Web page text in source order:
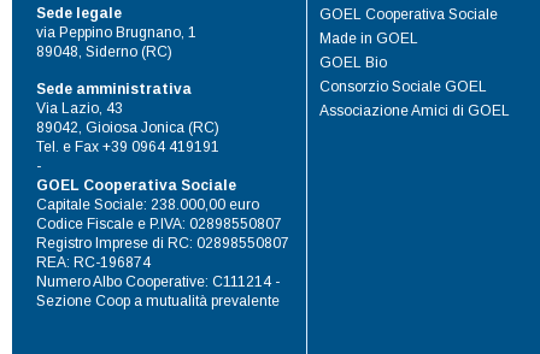
Sede legale
via Peppino Brugnano, 1
89048, Siderno (RC)
Sede amministrativa
Via Lazio, 43
89042, Gioiosa Jonica (RC)
Tel. e Fax +39 0964 419191
-
GOEL Cooperativa Sociale
Capitale Sociale: 238.000,00 euro
Codice Fiscale e P.IVA: 02898550807
Registro Imprese di RC: 02898550807
REA: RC-196874
Numero Albo Cooperative: C111214 -
Sezione Coop a mutualità prevalente
GOEL Cooperativa Sociale
Made in GOEL
GOEL Bio
Consorzio Sociale GOEL
Associazione Amici di GOEL